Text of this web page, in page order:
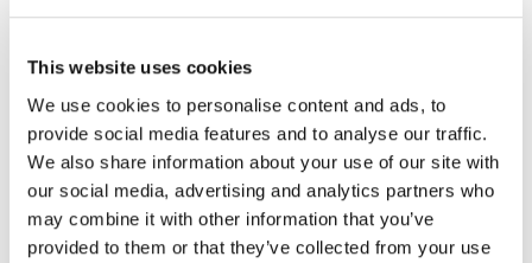
This website uses cookies
We use cookies to personalise content and ads, to
provide social media features and to analyse our traffic.
We also share information about your use of our site with
our social media, advertising and analytics partners who
may combine it with other information that you’ve
provided to them or that they’ve collected from your use
Zepig Utrecht
Cosmetica Lifestyle & Geschenken